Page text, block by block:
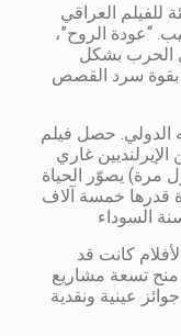
للفيلم العراقي
“عودة الروح”،
الحرب بشكل
بقوة سرد القصص
الدولي. حصل فيلم
2019 للمخرجين الإيرلنديين غاري
مرة) يصوّر الحياة
قدرها خمسة آلاف
كانت قد
تم منح تسعة مشاريع
عينية ونقدية